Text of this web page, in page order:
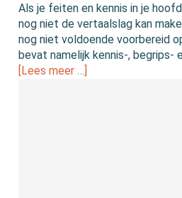
Als je feiten en kennis in je
nog niet de vertaalslag kan
nog niet voldoende voorbereid
bevat namelijk kennis-, begrips-
[Lees meer …]